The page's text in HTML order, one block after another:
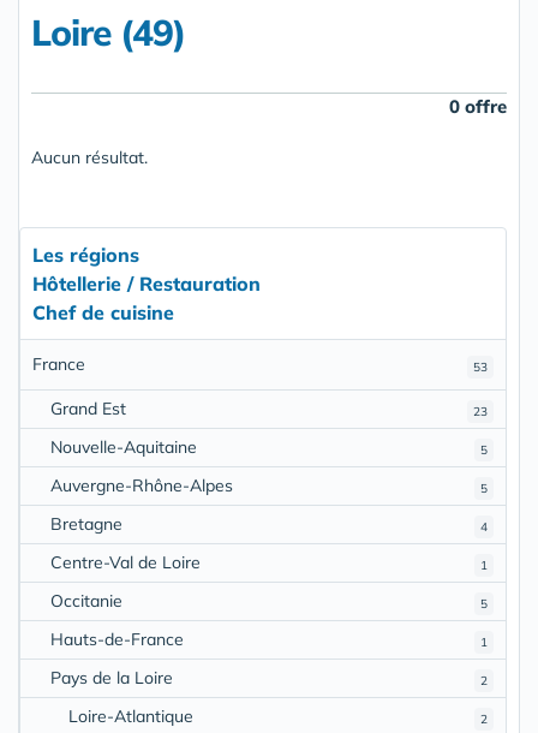
Loire (49)
0 offre
Aucun résultat.
Les régions
Hôtellerie / Restauration
Chef de cuisine
53
France
23
Grand Est
5
Nouvelle-Aquitaine
5
Auvergne-Rhône-Alpes
4
Bretagne
1
Centre-Val de Loire
5
Occitanie
1
Hauts-de-France
2
Pays de la Loire
2
Loire-Atlantique